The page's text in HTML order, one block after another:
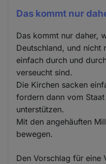
Das kommt nur
Das kommt nur daher,
Deutschland, und nicht
einfach durch und
verseucht sind.
Die Kirchen sacken
fordern dann vom
unterstützen.
Mit den angehäuften
bewegen.
Den Vorschlag für eine